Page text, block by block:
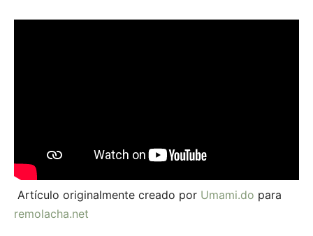
Artículo originalmente creado por Umami.do para
remolacha.net